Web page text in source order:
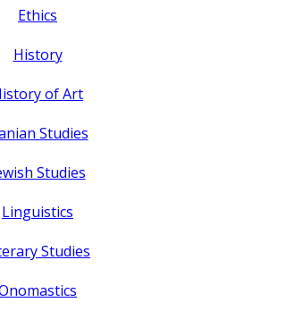
Ethics
History
of Art
Studies
Studies
Linguistics
Studies